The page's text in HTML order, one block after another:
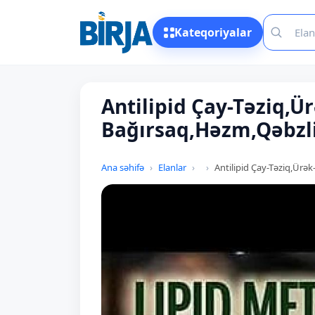
Kateqoriyalar
Antilipid Çay-
Ana səhifə Elanlar Antilipid Çay-